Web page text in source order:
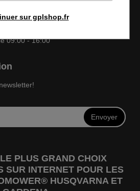
sur gplshop.fr
09:00 - 16:00
Envoyer
PLUS GRAND CHOIX
SUR INTERNET POUR LES
HUSQVARNA ET